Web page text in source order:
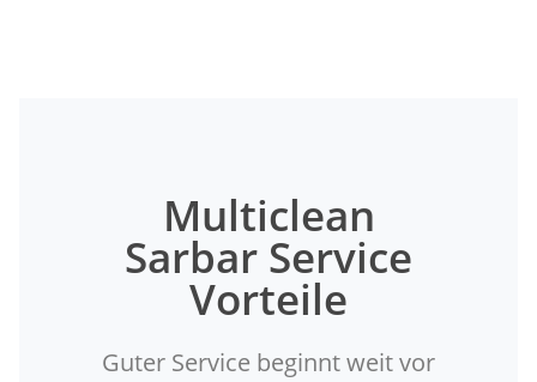
Multiclean
Sarbar Service
Vorteile
Guter Service beginnt weit vor